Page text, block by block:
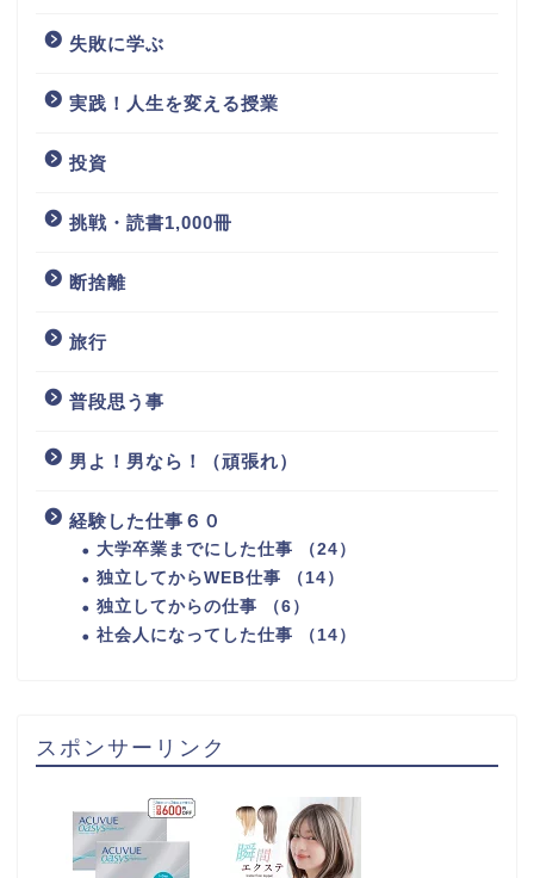
失敗に学ぶ
実践！人生を変える授業
投資
挑戦・読書1,000冊
断捨離
旅行
普段思う事
男よ！男なら！（頑張れ）
経験した仕事６０
大学卒業までにした仕事 （24）
独立してからWEB仕事 （14）
独立してからの仕事 （6）
社会人になってした仕事 （14）
スポンサーリンク